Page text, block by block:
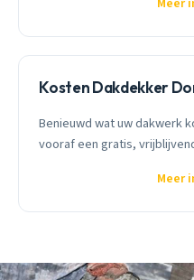
Meer
Kosten Dakdekker
Benieuwd wat uw dakwerk
vooraf een gratis,
Meer